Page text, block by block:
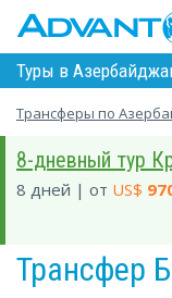
Туры в
Трансферы по
8-дневный тур
8 дней | от US$
Трансфер